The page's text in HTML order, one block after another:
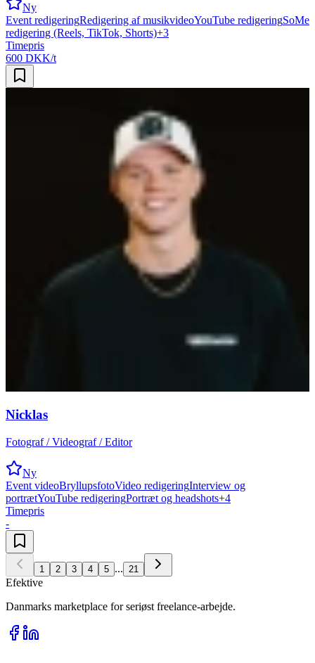
Ny
Event redigeringRedigering af musikvideoYouTube redigeringSoMe
redigering (Reels, TikTok, Shorts)+3
Timepris
600 DKK/t
Nicklas
Fotograf / Videograf / Editor
Ny
Event videoBryllupsfotoVideo redigeringInterview og
portrætYouTube redigeringPortræt og headshots+4
Timepris
-
1 2 3 4 5 ... 21
Efektive
Danmarks marketplace for seriøst freelance-arbejde.